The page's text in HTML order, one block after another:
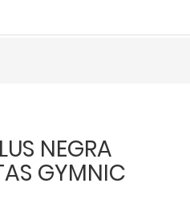
NEGRA
GYMNIC